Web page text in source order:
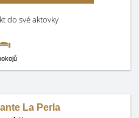
do své aktovky
La Perla